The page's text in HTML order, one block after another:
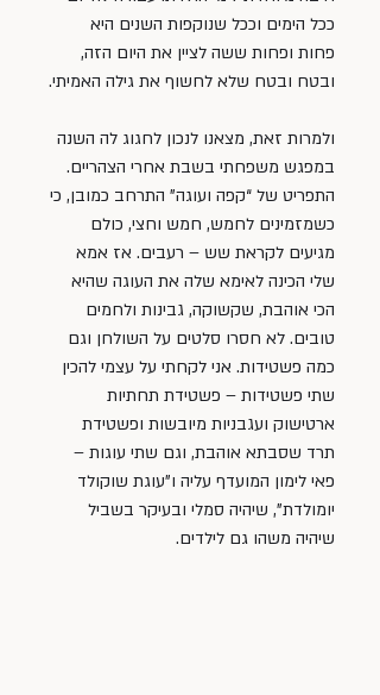
ככל הימים וככל שנוקפות השנים היא
פחות ופחות ששה לציין את היום הזה,
ובטח ובטח שלא לחשוף את גילה האמיתי.
ולמרות זאת, מצאנו לנכון לחגוג לה השנה
במפגש משפחתי בשבת אחרי הצהריים.
התפריט של “קפה ועוגה” התרחב כמובן, כי
כשמזמינים לחמש, חמש וחצי, כולם
מגיעים לקראת שש – רעבים. אז אמא
שלי הכינה לאימא שלה את העוגה שהיא
הכי אוהבת, שקשוקה, גבינות ולחמים
טובים. לא חסרו סלטים על השולחן וגם
כמה פשטידות. אני לקחתי על עצמי להכין
שתי פשטידות – פשטידת תחתיות
ארטישוק ועגבניות מיובשות ופשטידת
תרד שסבתא אוהבת, וגם שתי עוגות –
פאי לימון המועדף עליה ו”עוגת שוקולד
יומולדת”, שיהיה סמלי ובעיקר בשביל
שיהיה משהו גם לילדים.